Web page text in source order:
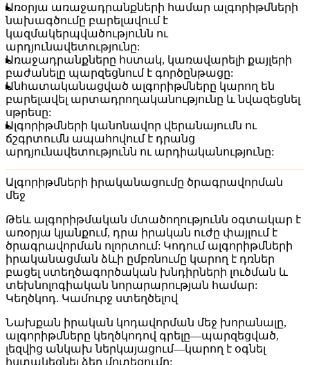
Առօրյա առաջադրանքների համար ալգորիթմների
նախագծումը բարելավում է
կազմակերպվածությունն ու
արդյունավետությունը:
Առաջադրանքները հստակ, կառավարելի քայլերի
բաժանելը պարզեցնում է գործընթացը:
Անհատականացված ալգորիթմները կարող են
բարելավել արտադրողականությունը և նվազեցնել
սթրեսը:
Ալգորիթմների կանոնավոր վերանայումն ու
ճշգրտումն ապահովում է դրանց
արդյունավետությունն ու արդիականությունը:
Ալգորիթմների իրականացումը ծրագրավորման
մեջ
Թեև ալգորիթմական մտածողությունն օգտակար է
առօրյա կյանքում, դրա իրական ուժը փայլում է
ծրագրավորման ոլորտում: Կոդում ալգորիթմների
իրականացման ձևի ըմբռնումը կարող է դռներ
բացել ստեղծագործական խնդիրների լուծման և
տեխնոլոգիական նորարարության համար:
Կեղծկոդ. Կամուրջ ստեղծելով
Նախքան իրական կոդավորման մեջ խորանալը,
ալգորիթմները կեղծկոդով գրելը—պարզեցված,
լեզվից անկախ ներկայացում—կարող է օգնել
հստակեցնել ձեր մոտեցումը: